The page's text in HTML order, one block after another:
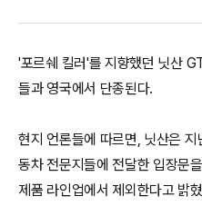
'포르쉐 킬러'를 지향했던 닛산
들과 영국에서 단종된다.
현지 언론들에 따르면, 닛산은
동차 전문지들에 전달한 입장문
제품 라인업에서 제외한다고 밝